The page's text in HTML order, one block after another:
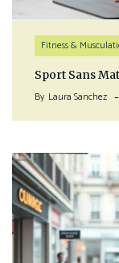
Fitness &
Sport Sans
By Laura Sanchez